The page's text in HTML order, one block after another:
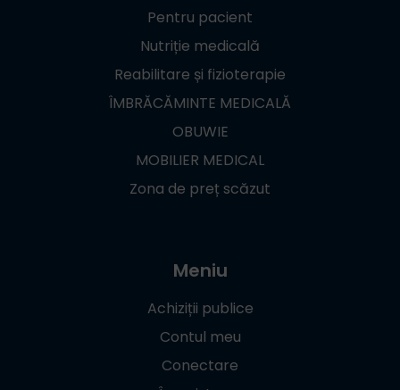
Pentru pacient
Nutriție medicală
Reabilitare și fizioterapie
ÎMBRĂCĂMINTE MEDICALĂ
OBUWIE
MOBILIER MEDICAL
Zona de preț scăzut
Meniu
Achiziții publice
Contul meu
Conectare